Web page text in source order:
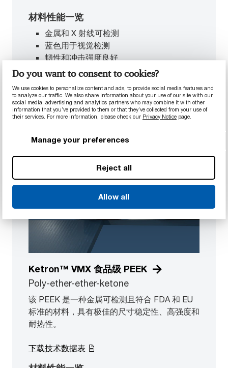
Do you want to consent to cookies?
We use cookies to personalize content and ads, to provide social media features and
to analyze our traffic. We also share information about your use of our site with our
social media, advertising and analytics partners who may combine it with other
information that you’ve provided to them or that they’ve collected from your use of
their services. For more information, please check our Privacy Notice page.
Manage your preferences
Reject all
Allow all
材料性能一览
金属和 X 射线可检测
蓝色用于视觉检测
韧性和冲击强度良好
改良的耐磨损和耐磨耗性
Ketron™ VMX 食品级 PEEK
Poly-ether-ether-ketone
该 PEEK 是一种金属可检测且符合 FDA 和 EU
标准的材料，具有极佳的尺寸稳定性、高强度和
耐热性。
下载技术数据表